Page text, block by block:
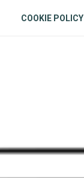
COOKIE POLICY